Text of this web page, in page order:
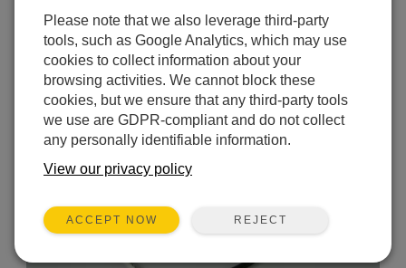
Please note that we also leverage third-party
tools, such as Google Analytics, which may use
cookies to collect information about your
browsing activities. We cannot block these
cookies, but we ensure that any third-party tools
we use are GDPR-compliant and do not collect
any personally identifiable information.
View our privacy policy
ACCEPT NOW REJECT